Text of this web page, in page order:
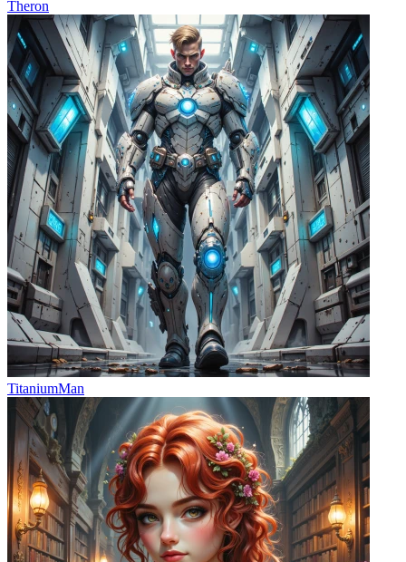
Theron
TitaniumMan